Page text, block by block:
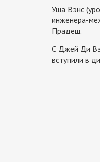
Уша Вэнс
инженера-
Прадеш.
С Джей Ди
вступили в